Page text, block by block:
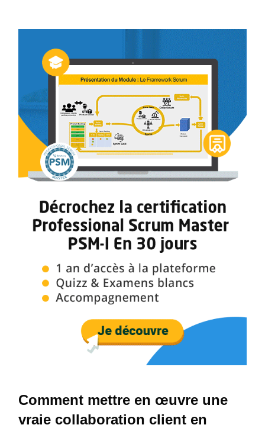
Comment mettre en œuvre une
vraie collaboration client en